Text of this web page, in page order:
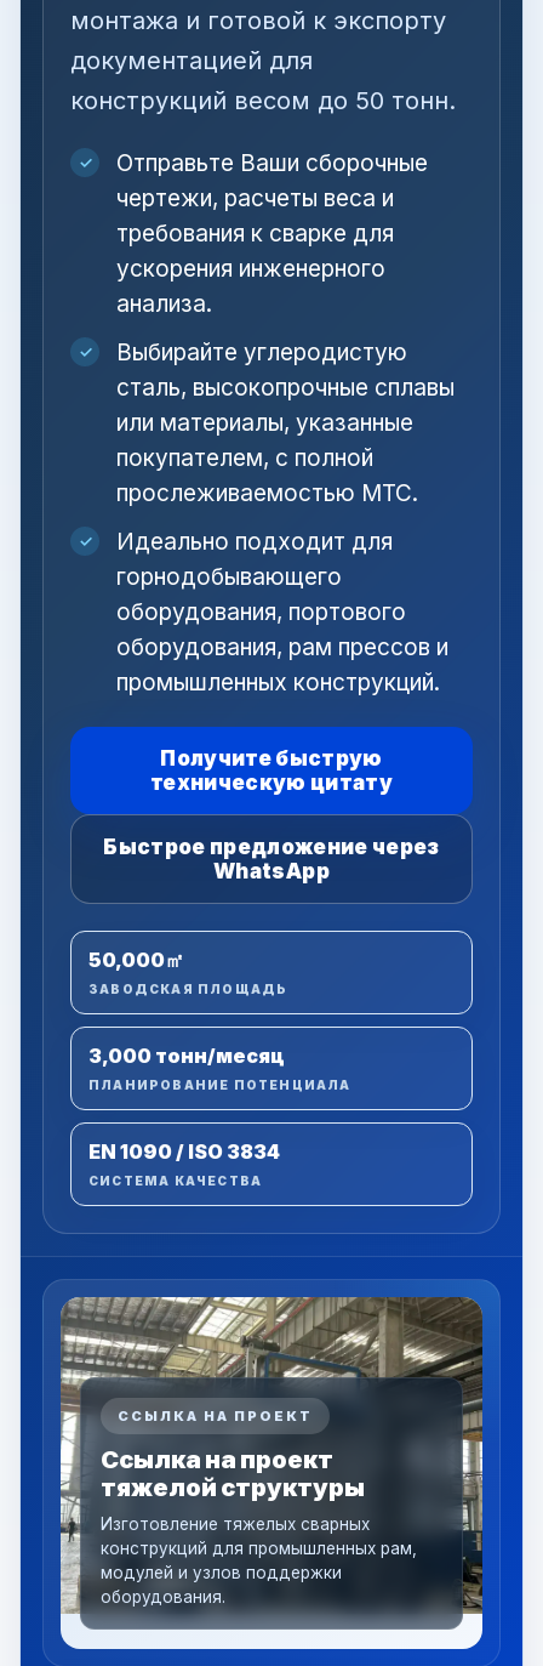
монтажа и готовой к экспорту
документацией для
конструкций весом до 50 тонн.
✓
Отправьте Ваши сборочные
чертежи, расчеты веса и
требования к сварке для
ускорения инженерного
анализа.
✓
Выбирайте углеродистую
сталь, высокопрочные сплавы
или материалы, указанные
покупателем, с полной
прослеживаемостью MTC.
✓
Идеально подходит для
горнодобывающего
оборудования, портового
оборудования, рам прессов и
промышленных конструкций.
Получите быструю
техническую цитату
Быстрое предложение через
WhatsApp
50,000㎡
ЗАВОДСКАЯ ПЛОЩАДЬ
3,000 тонн/месяц
ПЛАНИРОВАНИЕ ПОТЕНЦИАЛА
EN 1090 / ISO 3834
СИСТЕМА КАЧЕСТВА
ССЫЛКА НА ПРОЕКТ
Ссылка на проект
тяжелой структуры
Изготовление тяжелых сварных
конструкций для промышленных рам,
модулей и узлов поддержки
оборудования.